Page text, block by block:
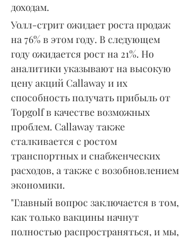
доходам.
Уолл-стрит ожидает роста продаж
на 76% в этом году. В следующем
году ожидается рост на 21%. Но
аналитики указывают на высокую
цену акций Callaway и их
способность получать прибыль от
Topgolf в качестве возможных
проблем. Callaway также
сталкивается с ростом
транспортных и снабженческих
расходов, а также с возобновлением
экономики.
"Главный вопрос заключается в том,
как только вакцины начнут
полностью распространяться, и мы,